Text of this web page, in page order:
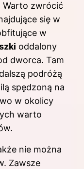
Warto zwrócić
się w
w
oddalony
dworca. Tam
podróżą
spędzoną na
w okolicy
warto
nie można
Zawsze